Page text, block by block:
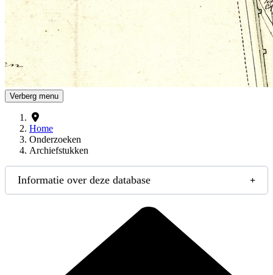
Verberg menu
Home
Onderzoeken
Archiefstukken
Informatie over deze database